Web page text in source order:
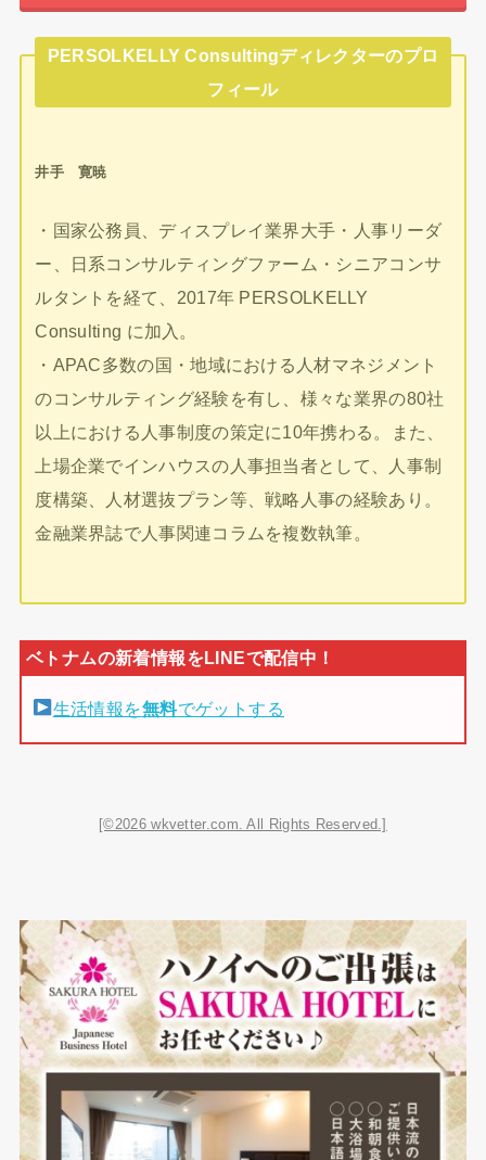
PERSOLKELLY Consultingディレクターのプロ
フィール
井手 寛暁
・国家公務員、ディスプレイ業界大手・人事リーダ
ー、日系コンサルティングファーム・シニアコンサ
ルタントを経て、2017年 PERSOLKELLY
Consulting に加入。
・APAC多数の国・地域における人材マネジメント
のコンサルティング経験を有し、様々な業界の80社
以上における人事制度の策定に10年携わる。また、
上場企業でインハウスの人事担当者として、人事制
度構築、人材選抜プラン等、戦略人事の経験あり。
金融業界誌で人事関連コラムを複数執筆。
生活情報を無料でゲットする
[©2026 wkvetter.com. All Rights Reserved.]